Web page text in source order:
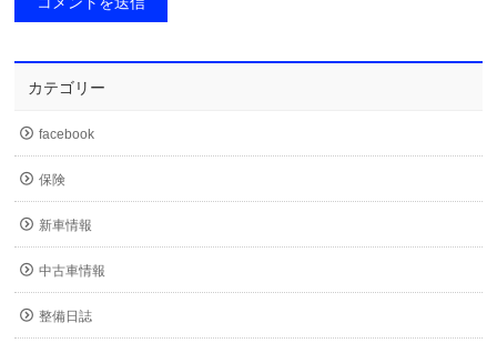
カテゴリー
facebook
保険
新車情報
中古車情報
整備日誌